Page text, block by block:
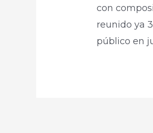
con
reunido ya
público en